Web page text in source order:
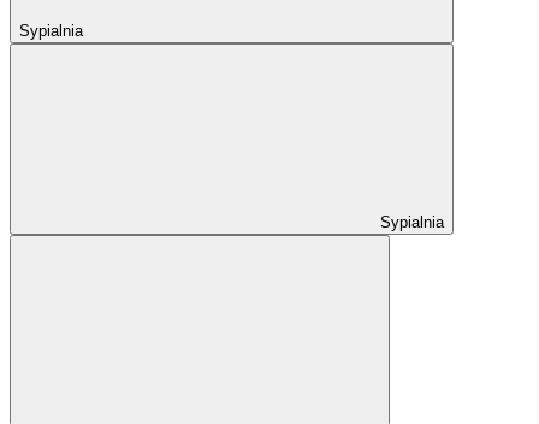
Sypialnia
Sypialnia